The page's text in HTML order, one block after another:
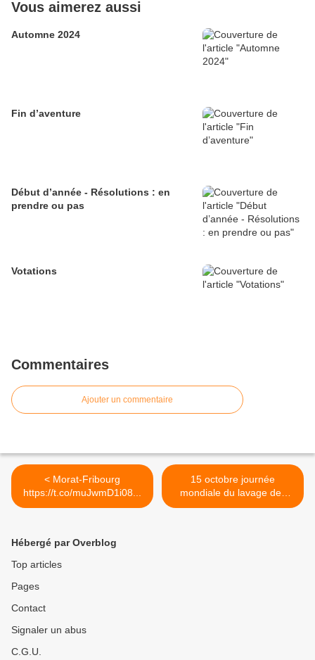
Vous aimerez aussi
Automne 2024
Fin d’aventure
Début d’année - Résolutions : en
prendre ou pas
Votations
Commentaires
Ajouter un commentaire
< Morat-Fribourg
https://t.co/muJwmD1i08...
15 octobre journée
mondiale du lavage des
mains... >
Hébergé par Overblog
Top articles
Pages
Contact
Signaler un abus
C.G.U.